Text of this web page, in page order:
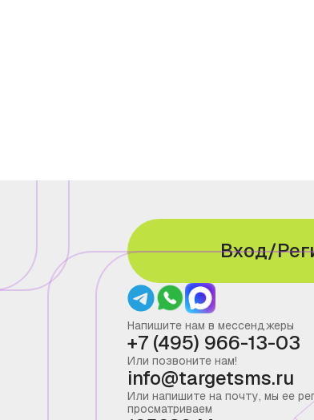
Вход/
Напишите нам в мессенджеры
+7 (495) 966-13-03
Или позвоните нам!
info@targetsms.ru
Или напишите на почту, мы ее
просматриваем